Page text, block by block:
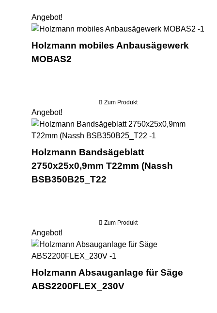
Angebot!
Holzmann mobiles Anbausägewerk
MOBAS2
Zum Produkt
Angebot!
Holzmann Bandsägeblatt
2750x25x0,9mm T22mm (Nassh
BSB350B25_T22
Zum Produkt
Angebot!
Holzmann Absauganlage für Säge
ABS2200FLEX_230V